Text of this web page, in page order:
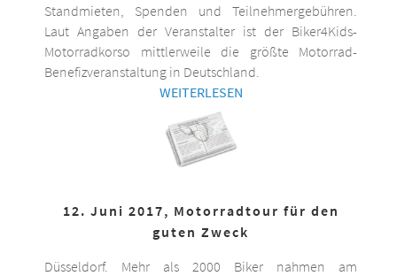
Standmieten, Spenden und Teilnehmergebühren.
Laut Angaben der Veranstalter ist der Biker4Kids-
Motorradkorso mittlerweile die größte Motorrad-
Benefizveranstaltung in Deutschland.
WEITERLESEN
12. Juni 2017, Motorradtour für den
guten Zweck
Düsseldorf. Mehr als 2000 Biker nahmen am